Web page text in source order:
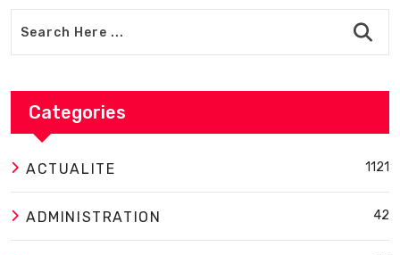
Categories
ACTUALITE 1121
ADMINISTRATION 42